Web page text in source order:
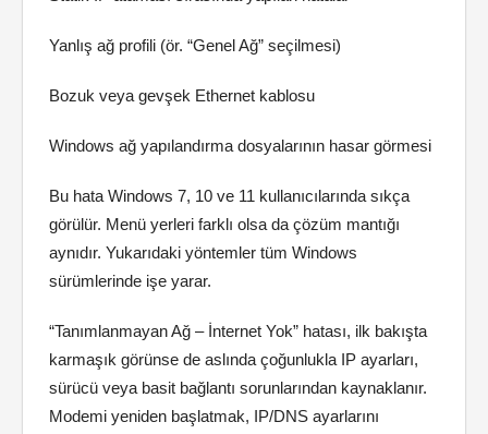
Yanlış ağ profili (ör. “Genel Ağ” seçilmesi)
Bozuk veya gevşek Ethernet kablosu
Windows ağ yapılandırma dosyalarının hasar görmesi
Bu hata Windows 7, 10 ve 11 kullanıcılarında sıkça
görülür. Menü yerleri farklı olsa da çözüm mantığı
aynıdır. Yukarıdaki yöntemler tüm Windows
sürümlerinde işe yarar.
“Tanımlanmayan Ağ – İnternet Yok” hatası, ilk bakışta
karmaşık görünse de aslında çoğunlukla IP ayarları,
sürücü veya basit bağlantı sorunlarından kaynaklanır.
Modemi yeniden başlatmak, IP/DNS ayarlarını